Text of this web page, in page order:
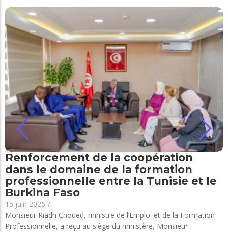
Renforcement de la coopération
dans le domaine de la formation
professionnelle entre la Tunisie et le
Burkina Faso
15 juin 2026 /
Monsieur Riadh Choued, ministre de l’Emploi et de la Formation
Professionnelle, a reçu au siège du ministère, Monsieur